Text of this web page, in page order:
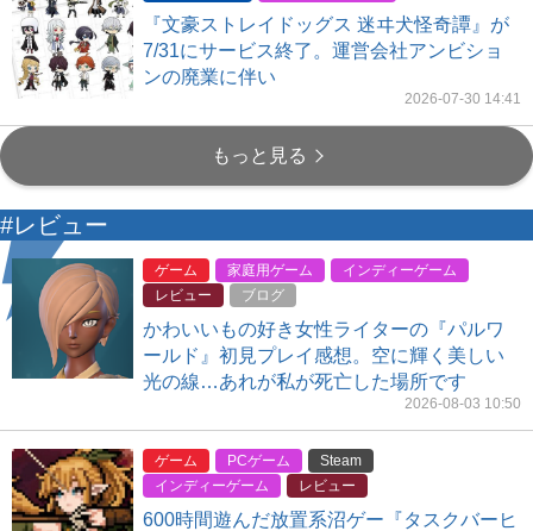
『文豪ストレイドッグス 迷ヰ犬怪奇譚』が
7/31にサービス終了。運営会社アンビショ
ンの廃業に伴い
2026-07-30 14:41
もっと見る
#レビュー
ゲーム 家庭用ゲーム
インディーゲーム
レビュー
ブログ
かわいいもの好き女性ライターの『パルワ
ールド』初見プレイ感想。空に輝く美しい
光の線…あれが私が死亡した場所です
2026-08-03 10:50
ゲーム PCゲーム
Steam
インディーゲーム
レビュー
600時間遊んだ放置系沼ゲー『タスクバーヒ